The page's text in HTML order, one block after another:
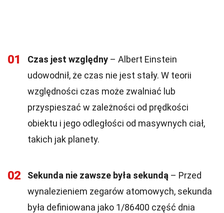
01 Czas jest względny – Albert Einstein
udowodnił, że czas nie jest stały. W teorii
względności czas może zwalniać lub
przyspieszać w zależności od prędkości
obiektu i jego odległości od masywnych ciał,
takich jak planety.
02 Sekunda nie zawsze była sekundą – Przed
wynalezieniem zegarów atomowych, sekunda
była definiowana jako 1/86400 część dnia